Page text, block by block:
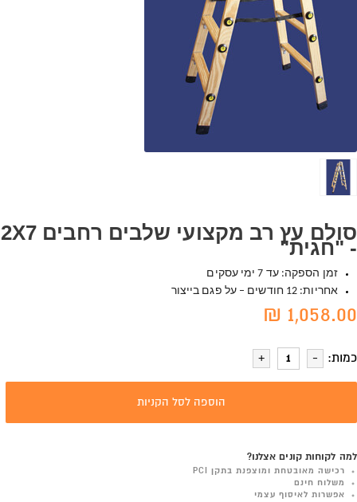
סולם עץ רב מקצועי שלבים רחבים 2X7
- "חגית"
זמן הספקה: עד 7 ימי עסקים
אחריות: 12 חודשים – על פגם בייצור
1,058.00 ₪
כמות:
הוספה לסל הקניות
למה לקוחות קונים אצלנו?
רכישה מאובטחת ומוצפנת בתקן PCI
משלוח חינם
אפשרות לאיסוף עצמי